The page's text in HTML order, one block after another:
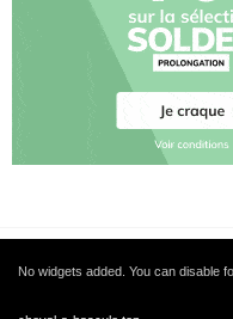
No widgets added. You can disable